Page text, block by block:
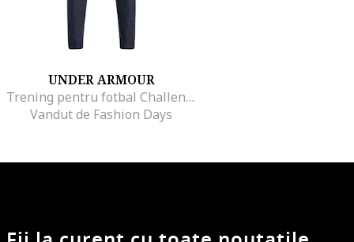
UNDER ARMOUR
Trening pentru fotbal Challenger
Vandut de Fashion Days